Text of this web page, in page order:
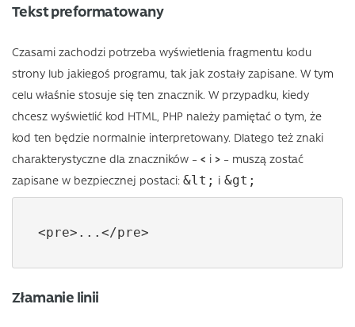
Tekst preformatowany
Czasami zachodzi potrzeba wyświetlenia fragmentu kodu
strony lub jakiegoś programu, tak jak zostały zapisane. W tym
celu właśnie stosuje się ten znacznik. W przypadku, kiedy
chcesz wyświetlić kod HTML, PHP należy pamiętać o tym, że
kod ten będzie normalnie interpretowany. Dlatego też znaki
charakterystyczne dla znaczników – < i > – muszą zostać
zapisane w bezpiecznej postaci: &lt; i &gt;
<pre>...</pre>
Złamanie linii